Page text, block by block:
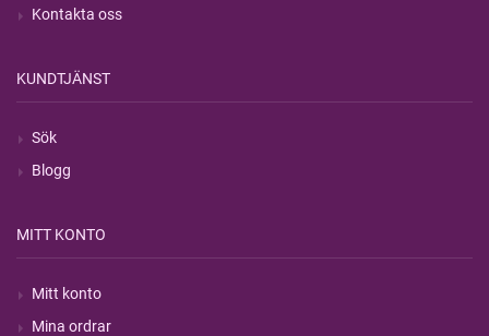
Kontakta oss
KUNDTJÄNST
Sök
Blogg
MITT KONTO
Mitt konto
Mina ordrar